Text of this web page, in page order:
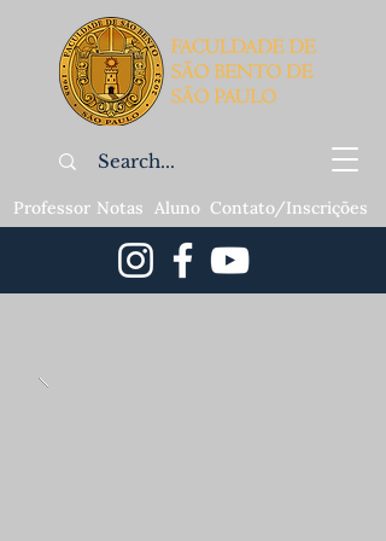
Professor Aluno
Notas Contato/Inscrições